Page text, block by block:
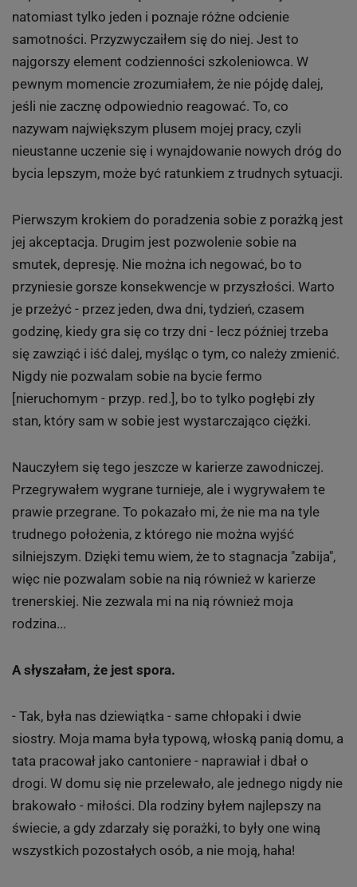
natomiast tylko jeden i poznaje różne odcienie
samotności. Przyzwyczaiłem się do niej. Jest to
najgorszy element codzienności szkoleniowca. W
pewnym momencie zrozumiałem, że nie pójdę dalej,
jeśli nie zacznę odpowiednio reagować. To, co
nazywam największym plusem mojej pracy, czyli
nieustanne uczenie się i wynajdowanie nowych dróg do
bycia lepszym, może być ratunkiem z trudnych sytuacji.
Pierwszym krokiem do poradzenia sobie z porażką jest
jej akceptacja. Drugim jest pozwolenie sobie na
smutek, depresję. Nie można ich negować, bo to
przyniesie gorsze konsekwencje w przyszłości. Warto
je przeżyć - przez jeden, dwa dni, tydzień, czasem
godzinę, kiedy gra się co trzy dni - lecz później trzeba
się zawziąć i iść dalej, myśląc o tym, co należy zmienić.
Nigdy nie pozwalam sobie na bycie fermo
[nieruchomym - przyp. red.], bo to tylko pogłębi zły
stan, który sam w sobie jest wystarczająco ciężki.
Nauczyłem się tego jeszcze w karierze zawodniczej.
Przegrywałem wygrane turnieje, ale i wygrywałem te
prawie przegrane. To pokazało mi, że nie ma na tyle
trudnego położenia, z którego nie można wyjść
silniejszym. Dzięki temu wiem, że to stagnacja "zabija",
więc nie pozwalam sobie na nią również w karierze
trenerskiej. Nie zezwala mi na nią również moja
rodzina...
A słyszałam, że jest spora.
- Tak, była nas dziewiątka - same chłopaki i dwie
siostry. Moja mama była typową, włoską panią domu, a
tata pracował jako cantoniere - naprawiał i dbał o
drogi. W domu się nie przelewało, ale jednego nigdy nie
brakowało - miłości. Dla rodziny byłem najlepszy na
świecie, a gdy zdarzały się porażki, to były one winą
wszystkich pozostałych osób, a nie moją, haha!